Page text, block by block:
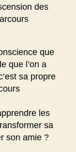
des
que
que l’on a
sa propre
les
sa
son amie ?